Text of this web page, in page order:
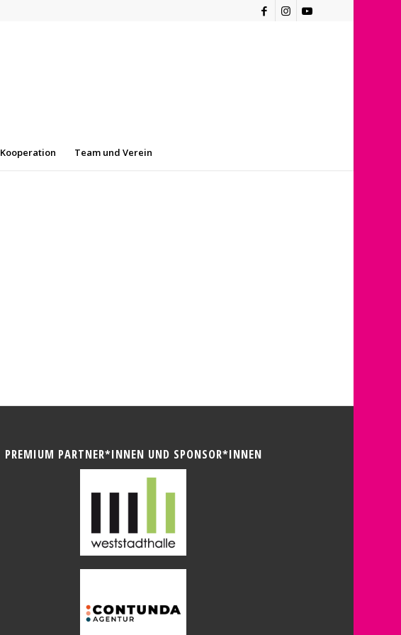
Kooperation Team und Verein
PREMIUM PARTNER*INNEN UND SPONSOR*INNEN